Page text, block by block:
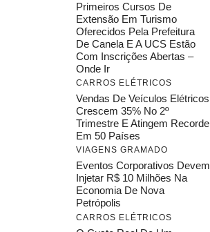
Primeiros Cursos De
Extensão Em Turismo
Oferecidos Pela Prefeitura
De Canela E A UCS Estão
Com Inscrições Abertas –
Onde Ir
CARROS ELÉTRICOS
Vendas De Veículos Elétricos
Crescem 35% No 2º
Trimestre E Atingem Recorde
Em 50 Países
VIAGENS GRAMADO
Eventos Corporativos Devem
Injetar R$ 10 Milhões Na
Economia De Nova
Petrópolis
CARROS ELÉTRICOS